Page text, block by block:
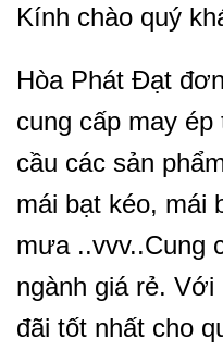
Kính chào quý
Hòa Phát Đạt
cung cấp may
cầu các sản
mái bạt kéo, mái
mưa ..vvv..Cung
ngành giá rẻ.
đãi tốt nhất cho